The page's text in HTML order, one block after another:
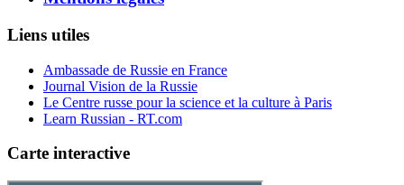
Liens utiles
Ambassade de Russie en France
Journal Vision de la Russie
Le Centre russe pour la science et la culture à Paris
Learn Russian - RT.com
Carte interactive